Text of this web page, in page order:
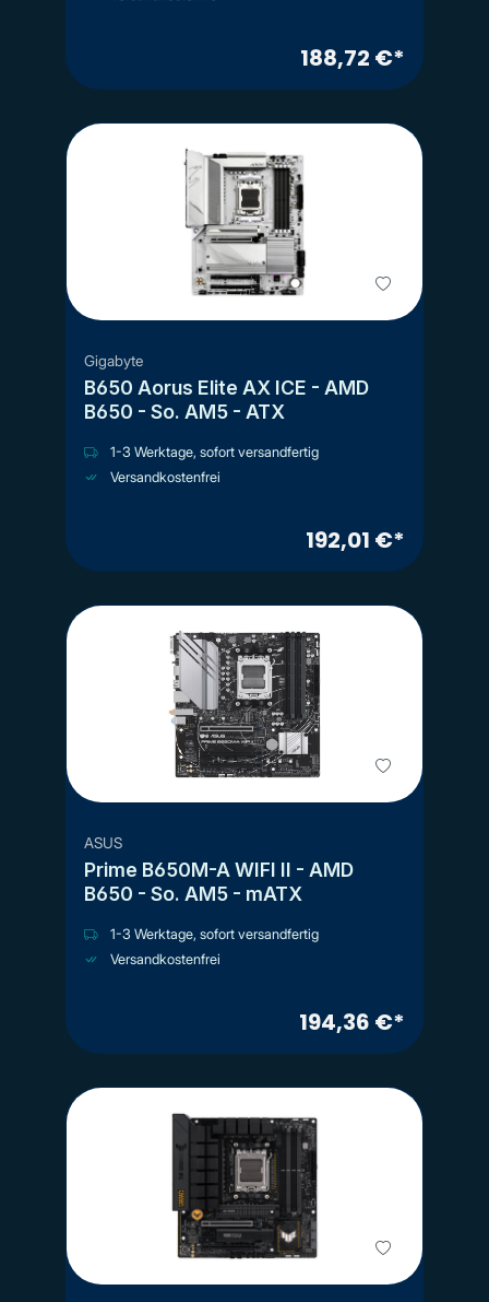
188,72 €*
Gigabyte
B650 Aorus Elite AX ICE - AMD
B650 - So. AM5 - ATX
1-3 Werktage, sofort versandfertig
Versandkostenfrei
192,01 €*
ASUS
Prime B650M-A WIFI II - AMD
B650 - So. AM5 - mATX
1-3 Werktage, sofort versandfertig
Versandkostenfrei
194,36 €*